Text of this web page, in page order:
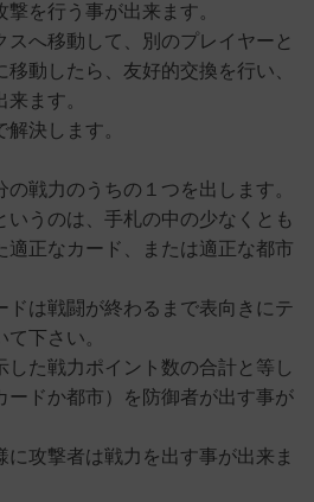
を行う事が出来ます。
へ移動して、別のプレイヤーと
動したら、友好的交換を行い、
ます。
決します。
戦力のうちの１つを出します。
は、手札の中の少なくとも
適正なカード、または適正な都市
闘が終わるまで表向きにテ
下さい。
た戦力ポイント数の合計と等し
ードか都市）を防御者が出す事が
攻撃者は戦力を出す事が出来ま